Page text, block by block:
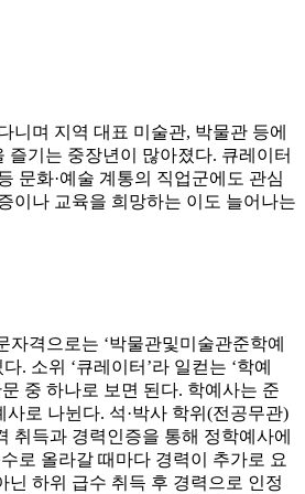
니며 지역 대표 미술관, 박물관 등에
즐기는 중장년이 많아졌다. 큐레이터
문화·예술 계통의 직업군에도 관심
이나 교육을 희망하는 이도 늘어나는
자격으로는 ‘박물관및미술관준학예
. 소위 ‘큐레이터’라 일컫는 ‘학예
중 하나로 보면 된다. 학예사는 준
사로 나뉜다. 석·박사 학위(전공무관)
취득과 경력인증을 통해 정학예사에
로 올라갈 때마다 경력이 추가로 요
닌 하위 급수 취득 후 경력으로 인정